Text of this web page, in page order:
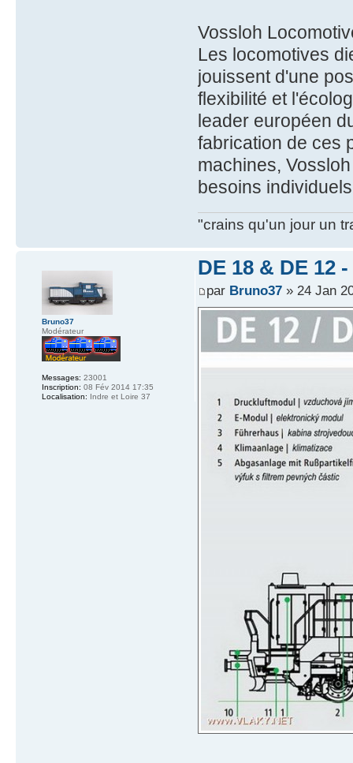
Vossloh
Les locomotives
jouissent d'une
flexibilité et
leader européen
fabrication de ces
machines,
besoins
"crains qu'un jour un
DE 18 & DE 12
par Bruno37» 24 Jan
Bruno37
Modérateur
Messages: 23001
Inscription: 08 Fév 2014 17:35
Localisation: Indre et Loire 37